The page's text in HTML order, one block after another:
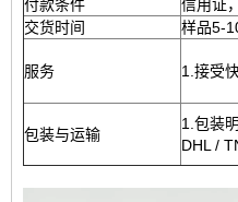
付款条件
信用证
交货时间
样品5-
服务 1.接受
包装与运输
1.包装
DHL /